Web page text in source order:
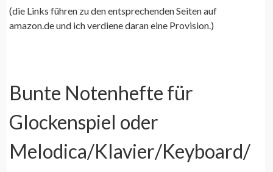
(die Links führen zu den entsprechenden Seiten auf
amazon.de und ich verdiene daran eine Provision.)
Bunte Notenhefte für
Glockenspiel oder
Melodica/Klavier/Keyboard/